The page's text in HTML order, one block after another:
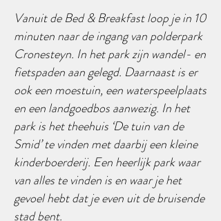
Vanuit de Bed & Breakfast loop je in 10
minuten naar de ingang van polderpark
Cronesteyn. In het park zijn wandel- en
fietspaden aan gelegd. Daarnaast is er
ook een moestuin, een waterspeelplaats
en een landgoedbos aanwezig. In het
park is het theehuis ‘De tuin van de
Smid’ te vinden met daarbij een kleine
kinderboerderij. Een heerlijk park waar
van alles te vinden is en waar je het
gevoel hebt dat je even uit de bruisende
stad bent.